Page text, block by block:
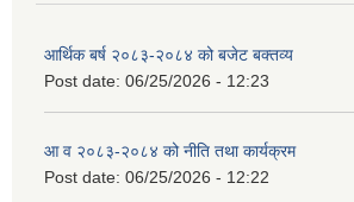
आर्थिक बर्ष २०८३-२०८४ को बजेट बक्तव्य
Post date: 06/25/2026 - 12:23
आ व २०८३-२०८४ को नीति तथा कार्यक्रम
Post date: 06/25/2026 - 12:22